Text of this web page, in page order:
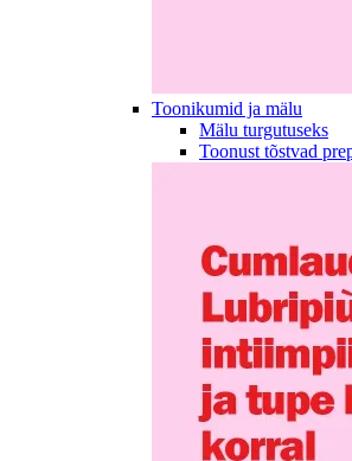
Toonikumid ja mälu
Mälu turgutuseks
Toonust tõstvad